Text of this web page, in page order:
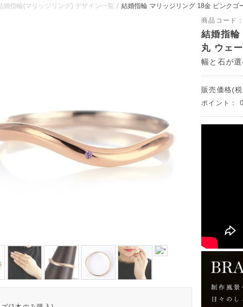
婚指輪(マリッジリング) デザイン一覧 結婚指輪 マリッジリング 18金 ピンク
商品コード
結婚指輪
丸 ウェ
幅と石が
販売価格(
ポイント：